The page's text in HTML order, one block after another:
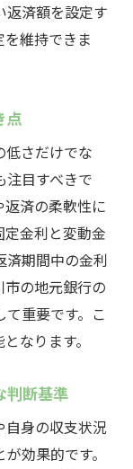
用メリット
とは
のポイン
をチェック
銀行の違い
金利条件
選び方
利タイプの
際の利用傾
返済額を設定す
維持できま
点
低さだけでな
注目すべきで
済の柔軟性に
金利と変動金
済期間中の金利
の地元銀行の
重要です。こ
なります。
判断基準
身の収支状況
効果的です。